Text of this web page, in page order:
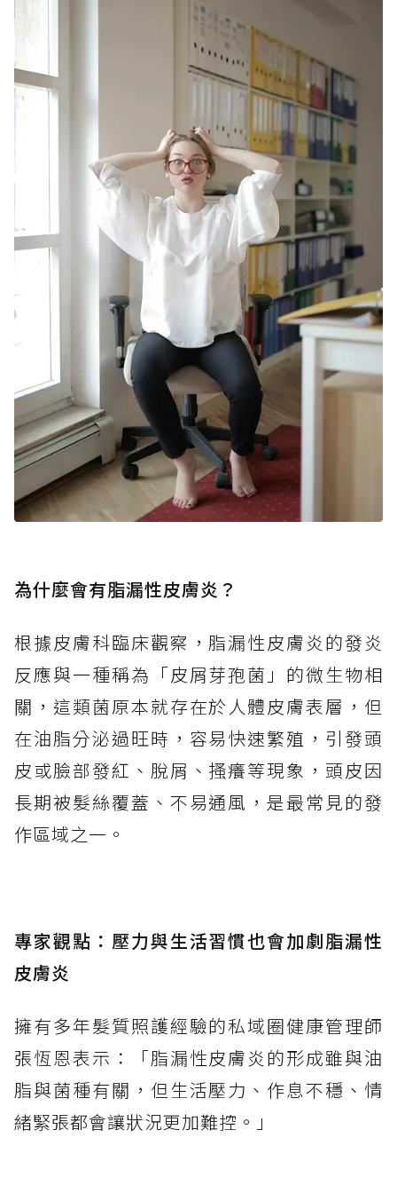
為什麼會有脂漏性皮膚炎？
根據皮膚科臨床觀察，脂漏性皮膚炎的發炎
反應與一種稱為「皮屑芽孢菌」的微生物相
關，這類菌原本就存在於人體皮膚表層，但
在油脂分泌過旺時，容易快速繁殖，引發頭
皮或臉部發紅、脫屑、搔癢等現象，頭皮因
長期被髮絲覆蓋、不易通風，是最常見的發
作區域之一。
專家觀點：壓力與生活習慣也會加劇脂漏性
皮膚炎
擁有多年髮質照護經驗的私域圈健康管理師
張恆恩表示：「脂漏性皮膚炎的形成雖與油
脂與菌種有關，但生活壓力、作息不穩、情
緒緊張都會讓狀況更加難控。」